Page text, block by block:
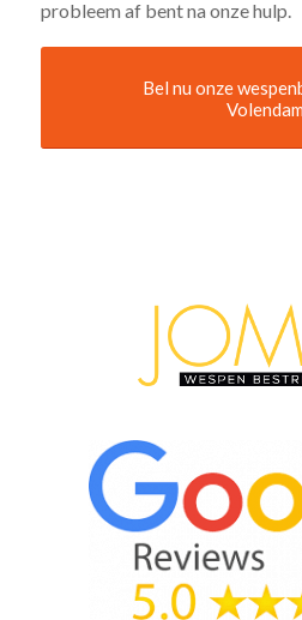
probleem af bent na onze hulp.
Bel nu onze